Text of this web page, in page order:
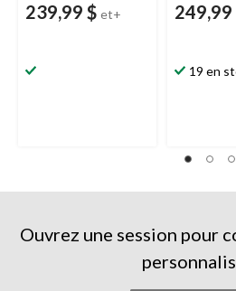
239,99 $ et+ 249,99
19 en
Ouvrez une session pour